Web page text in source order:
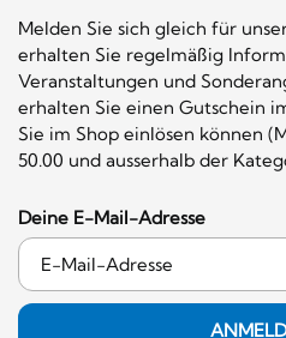
Melden Sie sich gleich für
erhalten Sie regelmäßig
Veranstaltungen und
erhalten Sie einen Gutschein
Sie im Shop einlösen können
50.00 und ausserhalb der
Deine E-Mail-Adresse